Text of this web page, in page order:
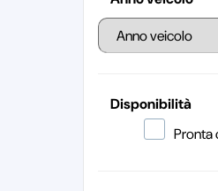
Disponibilità
Pronta